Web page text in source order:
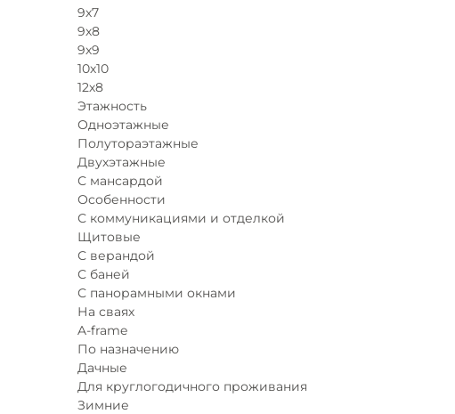
9х7
9х8
9х9
10х10
12х8
Этажность
Одноэтажные
Полутораэтажные
Двухэтажные
С мансардой
Особенности
С коммуникациями и отделкой
Щитовые
С верандой
С баней
С панорамными окнами
На сваях
A-frame
По назначению
Дачные
Для круглогодичного проживания
Зимние